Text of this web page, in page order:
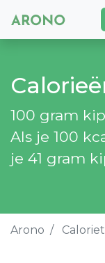
100 gram
Als je 100
je 41 gram
Arono